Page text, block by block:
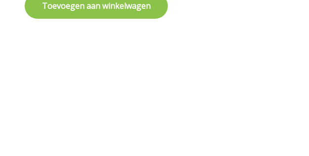
Toevoegen aan winkelwagen